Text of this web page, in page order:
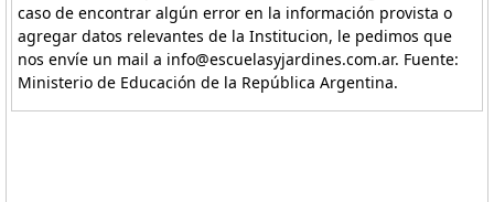
caso de encontrar algún error en la información provista o
agregar datos relevantes de la Institucion, le pedimos que
nos envíe un mail a info@escuelasyjardines.com.ar. Fuente:
Ministerio de Educación de la República Argentina.